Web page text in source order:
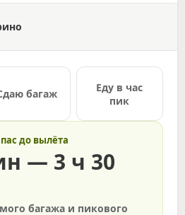
багаж
Еду в час
пик
до вылёта
— 3 ч 30
багажа и пикового